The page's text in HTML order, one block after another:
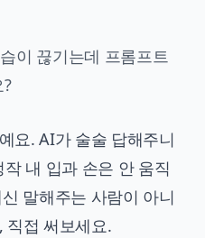
이 끊기는데 프롬프트
요. AI가 술술 답해주니
내 입과 손은 안 움직
말해주는 사람이 아니
직접 써보세요.